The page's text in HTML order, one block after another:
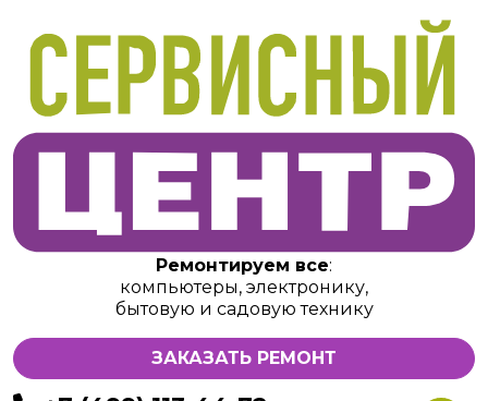
Ремонтируем все:
компьютеры, электронику,
бытовую и садовую технику
ЗАКАЗАТЬ РЕМОНТ